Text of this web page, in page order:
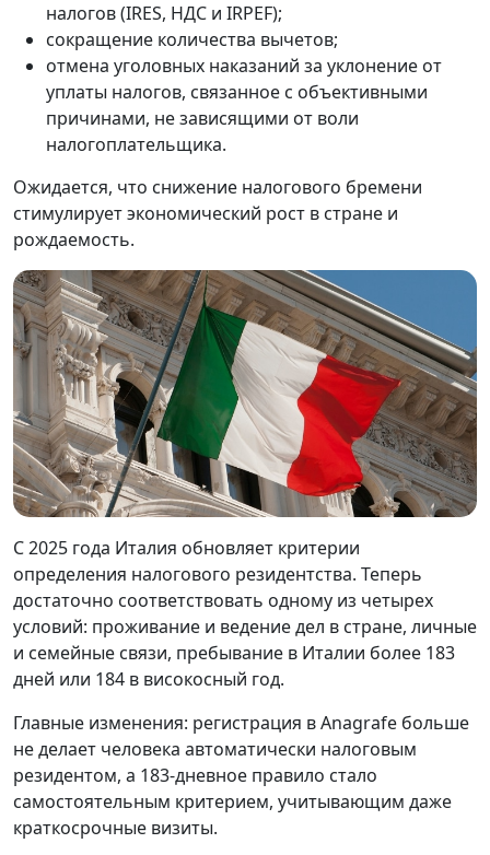
налогов (IRES, НДС и IRPEF);
сокращение количества вычетов;
отмена уголовных наказаний за уклонение от
уплаты налогов, связанное с объективными
причинами, не зависящими от воли
налогоплательщика.
Ожидается, что снижение налогового бремени
стимулирует экономический рост в стране и
рождаемость.
С 2025 года Италия обновляет критерии
определения налогового резидентства. Теперь
достаточно соответствовать одному из четырех
условий: проживание и ведение дел в стране, личные
и семейные связи, пребывание в Италии более 183
дней или 184 в високосный год.
Главные изменения: регистрация в Anagrafe больше
не делает человека автоматически налоговым
резидентом, а 183-дневное правило стало
самостоятельным критерием, учитывающим даже
краткосрочные визиты.